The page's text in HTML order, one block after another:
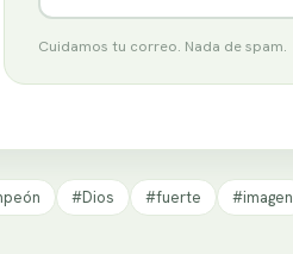
Cuidamos tu correo. Nada de spam.
#Dios #fuerte #imagen